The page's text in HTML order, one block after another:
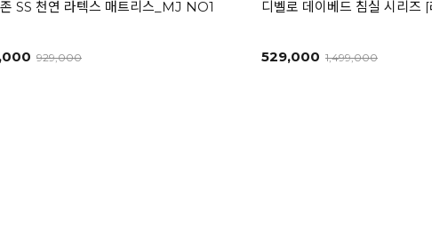
SS 천연 라텍스 매트리스_MJ NO1
929,000
디벨로 데이베드 침실 시리즈
529,000 1,499,000